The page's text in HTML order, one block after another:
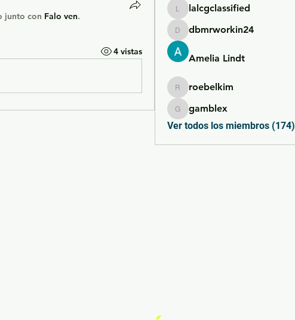
junto con Falo ven.
4 vistas
lalcgclassified
lalcgclassified
dbmrworkin24
dbmrworkin24
Amelia Lindt
roebelkim
roebelkim
gamblex
gamblex
Ver todos los miembros (174)